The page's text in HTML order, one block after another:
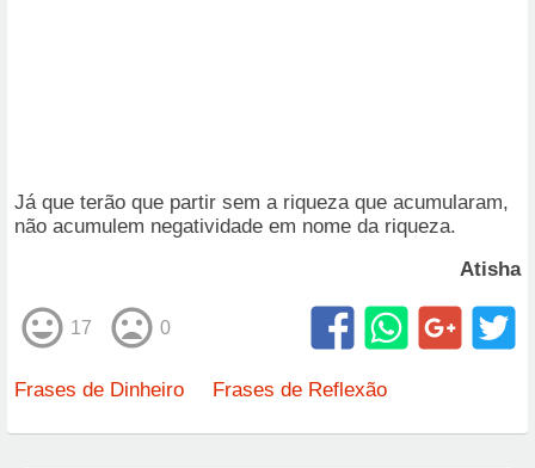
Já que terão que partir sem a riqueza que acumularam,
não acumulem negatividade em nome da riqueza.
Atisha
17 0
Frases de Dinheiro Frases de Reflexão